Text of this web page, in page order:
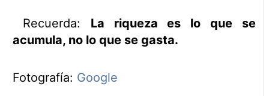
Recuerda: La riqueza es lo que se
acumula, no lo que se gasta.
Fotografía: Google